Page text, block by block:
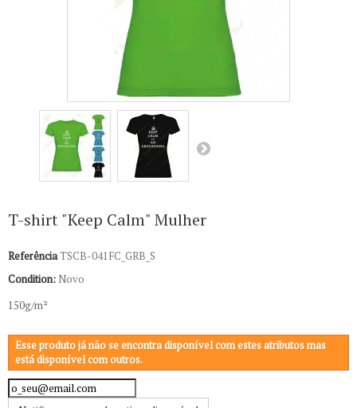
T-shirt "Keep Calm" Mulher
ReferênciaTSCB-041FC_GRB_S
Condition: Novo
150g/m²
Esse produto já não se encontra disponível com estes atributos mas
está disponível com outros.